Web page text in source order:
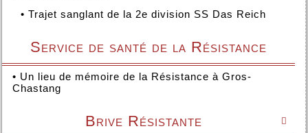
• Trajet sanglant de la 2e division SS Das Reich
Service de santé de la Résistance
• Un lieu de mémoire de la Résistance à Gros-
Chastang

Brive Résistante